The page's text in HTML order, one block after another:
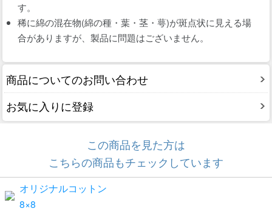
す。
稀に綿の混在物(綿の種・葉・茎・萼)が斑点状に見える場
合がありますが、製品に問題はございません。
商品についてのお問い合わせ
お気に入りに登録
この商品を見た方は
こちらの商品もチェックしています
オリジナルコットン
8×8